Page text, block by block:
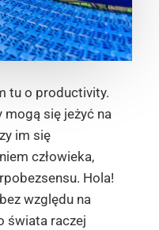
tu o productivity.
się jeżyć na
im się
człowieka,
Hola!
względu na
świata raczej